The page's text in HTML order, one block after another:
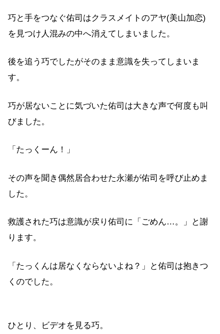
巧と手をつなぐ佑司はクラスメイトのアヤ(美山加恋)
を見つけ人混みの中へ消えてしまいました。
後を追う巧でしたがそのまま意識を失ってしまいま
す。
巧が居ないことに気づいた佑司は大きな声で何度も叫
びました。
「たっくーん！」
その声を聞き偶然居合わせた永瀬が佑司を呼び止めま
した。
救護された巧は意識が戻り佑司に「ごめん…。」と謝
ります。
「たっくんは居なくならないよね？」と佑司は抱きつ
くのでした。
ひとり、ビデオを見る巧。